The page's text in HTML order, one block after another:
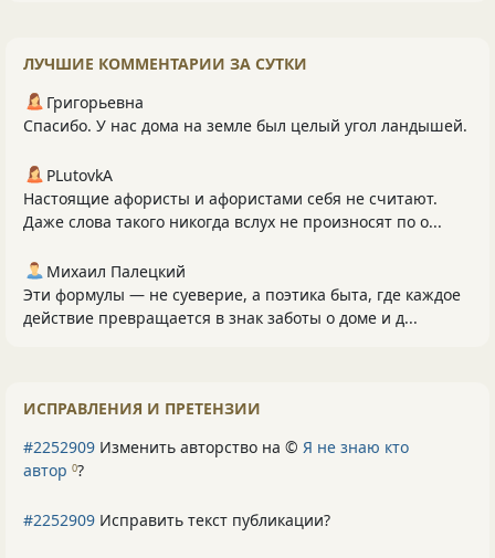
ЛУЧШИЕ КОММЕНТАРИИ ЗА СУТКИ
Григорьевна
Спасибо. У нас дома на земле был целый угол ландышей.
PLutоvkА
Настоящие афористы и афористами себя не считают.
Даже слова такого никогда вслух не произносят по о...
Михаил Палецкий
Эти формулы — не суеверие, а поэтика быта, где каждое
действие превращается в знак заботы о доме и д...
ИСПРАВЛЕНИЯ И ПРЕТЕНЗИИ
#2252909 Изменить авторство на © Я не знаю кто
автор 0?
#2252909 Исправить текст публикации?